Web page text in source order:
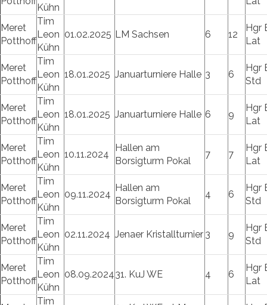
Kühn
Meret
Potthoff
Tim
Leon
Kühn
01.02.2025 LM Sachsen 6 12
Hgr
Lat
Meret
Potthoff
Tim
Leon
Kühn
18.01.2025 Januarturniere Halle 3 6
Hgr
Std
Meret
Potthoff
Tim
Leon
Kühn
18.01.2025 Januarturniere Halle 6 9
Hgr
Lat
Meret
Potthoff
Tim
Leon
Kühn
10.11.2024
Hallen am
Borsigturm Pokal
7 7
Hgr
Lat
Meret
Potthoff
Tim
Leon
Kühn
09.11.2024
Hallen am
Borsigturm Pokal
4 6
Hgr
Std
Meret
Potthoff
Tim
Leon
Kühn
02.11.2024 Jenaer Kristallturnier 3 9
Hgr
Std
Meret
Potthoff
Tim
Leon
Kühn
08.09.202431. KuJ WE 4 6
Hgr
Lat
Tim